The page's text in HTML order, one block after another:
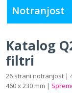
Notranjost
Katalog
filtri
26 strani notranjost |
460 x 230 mm |